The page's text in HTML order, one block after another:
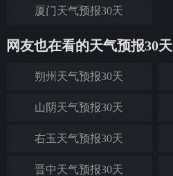
厦门天气预报30天
网友也在看的天气预报30天
朔州天气预报30天
山阴天气预报30天
右玉天气预报30天
晋中天气预报30天